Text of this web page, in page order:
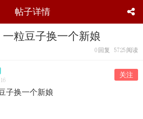
帖子详情
粒豆子换一个新娘
0 回复 5725 阅读
关注
子换一个新娘